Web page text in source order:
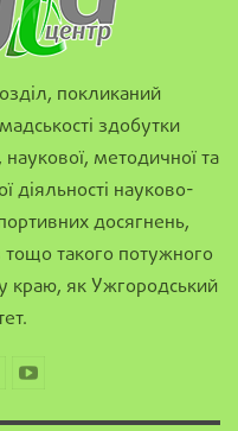
покликаний
здобутки
методичної та
діяльності науково-
досягнень,
тощо такого потужного
краю, як Ужгородський